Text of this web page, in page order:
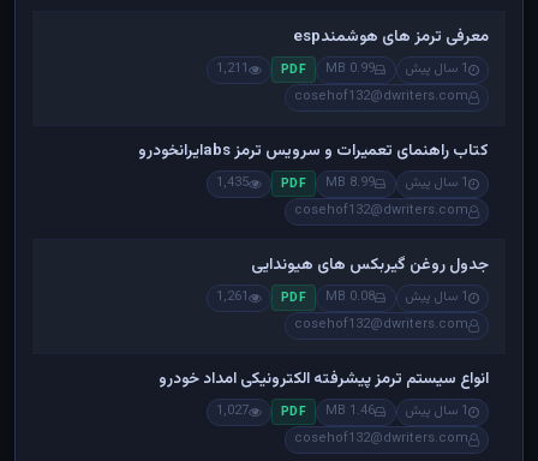
معرفی ترمز های هوشمندesp
1 سال پیش 0.99 MB
PDF
1,211
cosehof132@dwriters.com
کتاب راهنمای تعمیرات و سرویس ترمز absایرانخودرو
1 سال پیش 8.99 MB
PDF
1,435
cosehof132@dwriters.com
جدول روغن گیربکس های هیوندایی
1 سال پیش 0.08 MB
PDF
1,261
cosehof132@dwriters.com
انواع سیستم ترمز پیشرفته الکترونیکی امداد خودرو
1 سال پیش 1.46 MB
PDF
1,027
cosehof132@dwriters.com